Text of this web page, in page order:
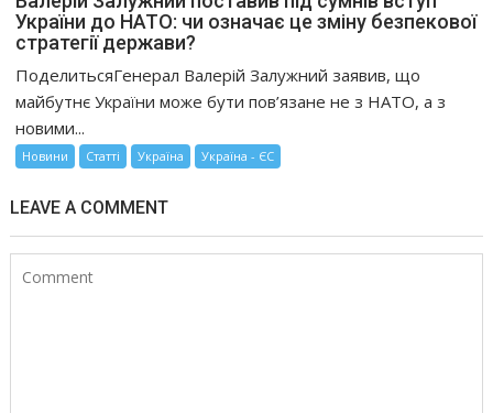
України до НАТО: чи означає це зміну безпекової
стратегії держави?
ПоделитьсяГенерал Валерій Залужний заявив, що
майбутнє України може бути пов’язане не з НАТО, а з
новими...
Новини Статті Україна Україна - ЄС
LEAVE A COMMENT